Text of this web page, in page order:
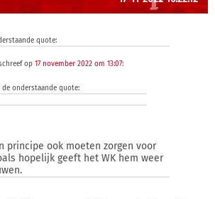
quote:
op 17 november 2022 om 13:07:
onderstaande quote:
principe ook moeten zorgen voor
hopelijk geeft het WK hem weer